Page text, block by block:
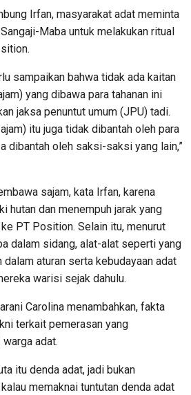
Irfan, masyarakat adat meminta
Maba untuk melakukan ritual
sampaikan bahwa tidak ada kaitan
yang dibawa para tahanan ini
jaksa penuntut umum (JPU) tadi.
itu juga tidak dibantah oleh para
dibantah oleh saksi-saksi yang lain,”
sajam, kata Irfan, karena
hutan dan menempuh jarak yang
PT Position. Selain itu, menurut
dalam sidang, alat-alat seperti yang
aturan serta kebudayaan adat
warisi sejak dahulu.
Carolina menambahkan, fakta
terkait pemerasan yang
adat.
itu denda adat, jadi bukan
memaknai tuntutan denda adat